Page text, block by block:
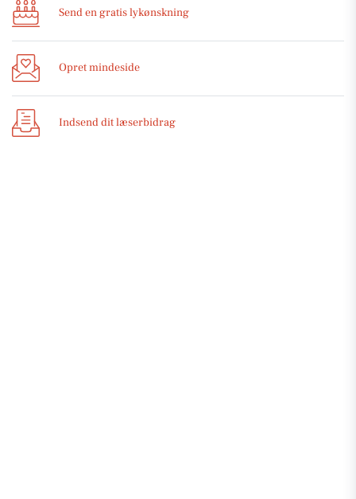
Send en gratis lykønskning
Opret mindeside
Indsend dit læserbidrag